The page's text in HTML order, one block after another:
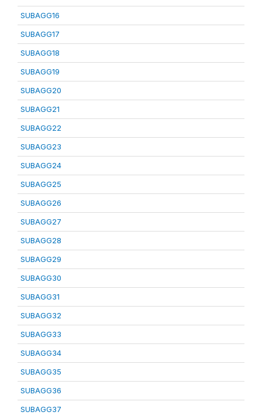
SUBAGG16
SUBAGG17
SUBAGG18
SUBAGG19
SUBAGG20
SUBAGG21
SUBAGG22
SUBAGG23
SUBAGG24
SUBAGG25
SUBAGG26
SUBAGG27
SUBAGG28
SUBAGG29
SUBAGG30
SUBAGG31
SUBAGG32
SUBAGG33
SUBAGG34
SUBAGG35
SUBAGG36
SUBAGG37